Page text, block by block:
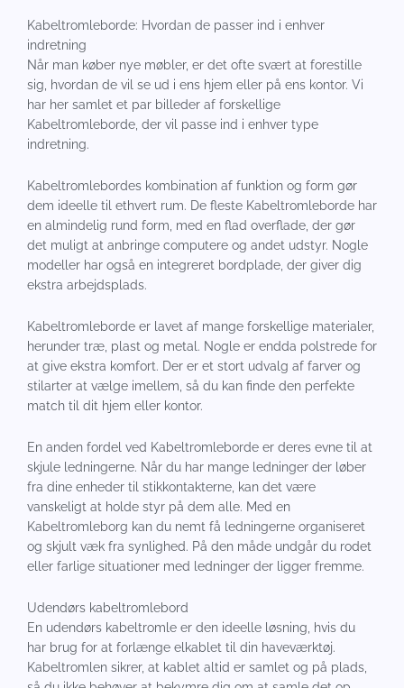
Kabeltromleborde: Hvordan de passer ind i enhver
indretning
Når man køber nye møbler, er det ofte svært at forestille
sig, hvordan de vil se ud i ens hjem eller på ens kontor. Vi
har her samlet et par billeder af forskellige
Kabeltromleborde, der vil passe ind i enhver type
indretning.
Kabeltromlebordes kombination af funktion og form gør
dem ideelle til ethvert rum. De fleste Kabeltromleborde har
en almindelig rund form, med en flad overflade, der gør
det muligt at anbringe computere og andet udstyr. Nogle
modeller har også en integreret bordplade, der giver dig
ekstra arbejdsplads.
Kabeltromleborde er lavet af mange forskellige materialer,
herunder træ, plast og metal. Nogle er endda polstrede for
at give ekstra komfort. Der er et stort udvalg af farver og
stilarter at vælge imellem, så du kan finde den perfekte
match til dit hjem eller kontor.
En anden fordel ved Kabeltromleborde er deres evne til at
skjule ledningerne. Når du har mange ledninger der løber
fra dine enheder til stikkontakterne, kan det være
vanskeligt at holde styr på dem alle. Med en
Kabeltromleborg kan du nemt få ledningerne organiseret
og skjult væk fra synlighed. På den måde undgår du rodet
eller farlige situationer med ledninger der ligger fremme.
Udendørs kabeltromlebord
En udendørs kabeltromle er den ideelle løsning, hvis du
har brug for at forlænge elkablet til din haveværktøj.
Kabeltromlen sikrer, at kablet altid er samlet og på plads,